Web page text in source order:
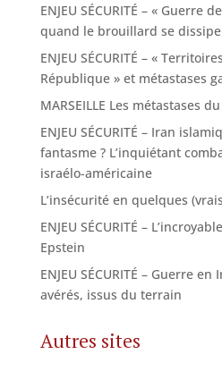
ENJEU SÉCURITÉ – « Guerre
quand le brouillard se dissipe
ENJEU SÉCURITÉ – «
République » et métastases
MARSEILLE Les métastases du
ENJEU SÉCURITÉ – Iran
fantasme ? L’inquiétant
israélo-américaine
L’insécurité en quelques
ENJEU SÉCURITÉ –
Epstein
ENJEU SÉCURITÉ – Guerre
avérés, issus du terrain
Autres sites